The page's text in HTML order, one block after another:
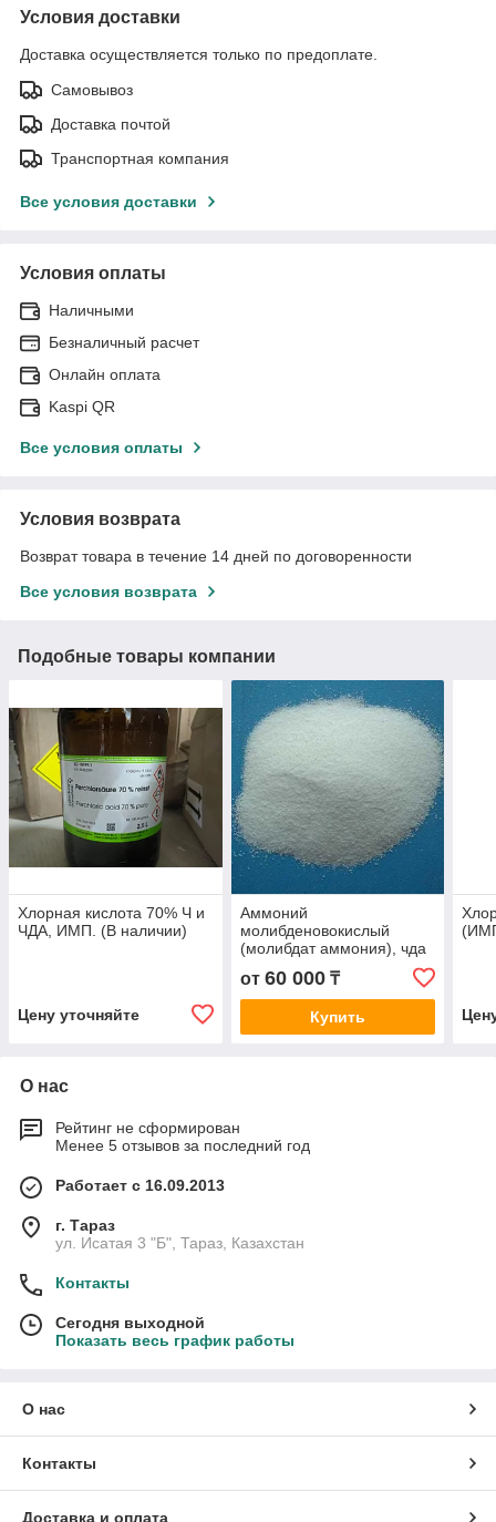
Условия доставки
Доставка осуществляется только по предоплате.
Самовывоз
Доставка почтой
Транспортная компания
Все условия доставки
Условия оплаты
Наличными
Безналичный расчет
Онлайн оплата
Kaspi QR
Все условия оплаты
Условия возврата
Возврат товара в течение 14 дней по договоренности
Все условия возврата
Подобные товары компании
Хлорная кислота 70% Ч и
ЧДА, ИМП. (В наличии)
Цену уточняйте
Аммоний
молибденовокислый
(молибдат аммония), чда
от 60 000₸
Купить
О нас
Рейтинг не сформирован
Менее 5 отзывов за последний год
Работает с 16.09.2013
г. Тараз
ул. Исатая 3 "Б", Тараз, Казахстан
Контакты
Сегодня выходной
Показать весь график работы
О нас
Контакты
Доставка и оплата